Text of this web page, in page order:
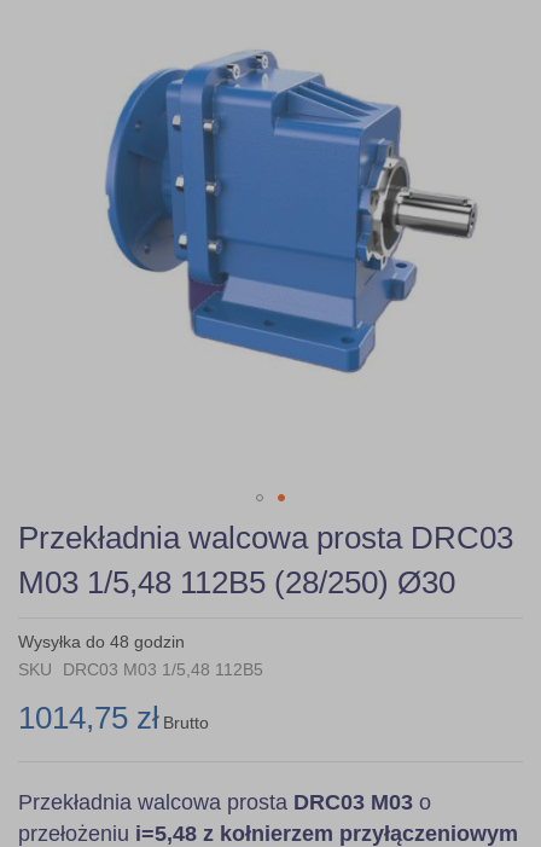
Skip
to
the
beginning
the
images
Przekładnia walcowa prosta DRC03
M03 1/5,48 112B5 (28/250) Ø30
Wysyłka do 48 godzin
SKU
DRC03 M03 1/5,48 112B5
1014,75 zł Brutto
Przekładnia walcowa prosta DRC03 M03 o
przełożeniu i=5,48 z kołnierzem przyłączeniowym